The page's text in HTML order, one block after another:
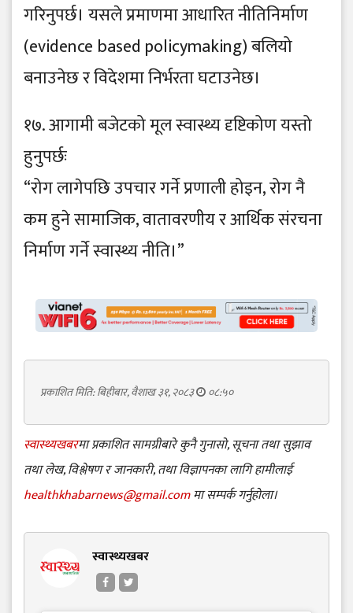
गरिनुपर्छ। यसले प्रमाणमा आधारित नीतिनिर्माण
(evidence based policymaking) बलियो
बनाउनेछ र विदेशमा निर्भरता घटाउनेछ।
१७. आगामी बजेटको मूल स्वास्थ्य दृष्टिकोण यस्तो
हुनुपर्छः
“रोग लागेपछि उपचार गर्ने प्रणाली होइन, रोग नै
कम हुने सामाजिक, वातावरणीय र आर्थिक संरचना
निर्माण गर्ने स्वास्थ्य नीति।”
प्रकाशित मिति: बिहीबार, वैशाख ३१, २०८३ ०८:५०
स्वास्थ्यखबरमा प्रकाशित सामग्रीबारे कुनै गुनासो, सूचना तथा सुझाव
तथा लेख, विश्लेषण र जानकारी, तथा विज्ञापनका लागि हामीलाई
healthkhabarnews@gmail.comमा सम्पर्क गर्नुहोला।
स्वास्थ्यखबर